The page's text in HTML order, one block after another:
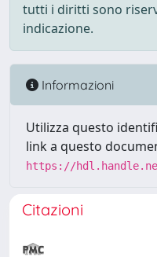
tutti i diritti sono
indicazione.
Informazioni
Utilizza questo
link a questo
https://
Citazioni